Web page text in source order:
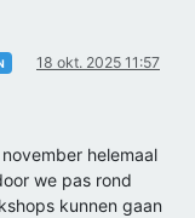
18 okt. 2025 11:57
helemaal
we pas rond
kunnen gaan